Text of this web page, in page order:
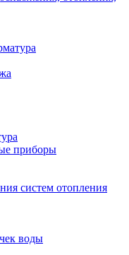
приборы
систем отопления
воды